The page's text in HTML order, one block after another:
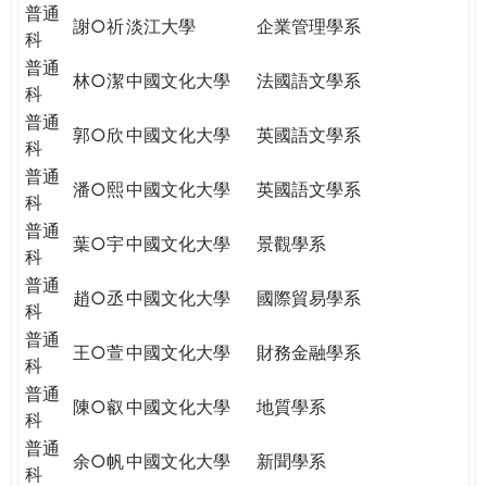
普通
科
謝○祈淡江大學
企業管理學系
普通
科
林○潔中國文化大學
法國語文學系
普通
科
郭○欣中國文化大學
英國語文學系
普通
科
潘○熙中國文化大學
英國語文學系
普通
科
葉○宇中國文化大學
景觀學系
普通
科
趙○丞中國文化大學
國際貿易學系
普通
科
王○萱中國文化大學
財務金融學系
普通
科
陳○叡 中國文化大學
地質學系
普通
科
余○帆中國文化大學
新聞學系